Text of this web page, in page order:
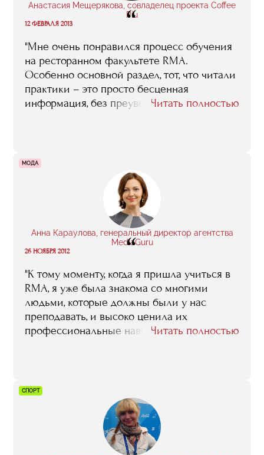
Анастасия Мещерякова, совладелец проекта Coffee
Piu
“
12 ФЕВРАЛЯ 2013
"Мне очень понравился процесс обучения
на ресторанном факультете RMA.
Особенно основной раздел, тот, что читали
практики – это просто бесценная
информация, без преувеличения. Именно
работая с живыми проектами, в книжках
такого не вычитаешь"
Читать полностью
МОДА
Анна Караулова, генеральный директор агентства
MediaGuru
“
26 НОЯБРЯ 2012
"К тому моменту, когда я пришла учиться в
RMA, я уже была знакома со многими
людьми, которые должны были у нас
преподавать, и высоко ценила их
профессиональные навыки. Конечно, тогда
людьми, которые сейчас учатся на
факультете или недавно его закончили, то
слышу впечатления отличные от тех,
которые когда-то озвучивала я. В такие
моменты я искренне рада за RMA"
Читать полностью
СПОРТ